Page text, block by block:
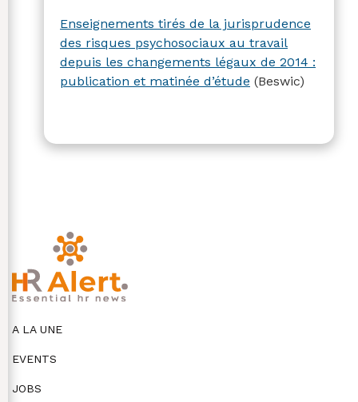
Enseignements tirés de la jurisprudence
des risques psychosociaux au travail
depuis les changements légaux de 2014 :
publication et matinée d’étude (Beswic)
A LA UNE
EVENTS
JOBS